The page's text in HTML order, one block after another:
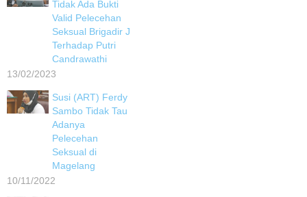
Tidak Ada Bukti
Valid Pelecehan
Seksual Brigadir J
Terhadap Putri
Candrawathi
13/02/2023
Susi (ART) Ferdy
Sambo Tidak Tau
Adanya
Pelecehan
Seksual di
Magelang
10/11/2022